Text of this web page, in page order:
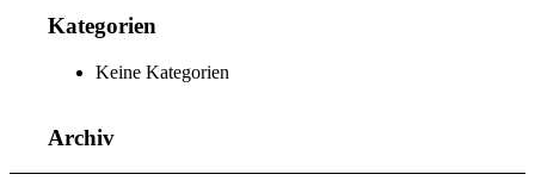
Kategorien
Keine Kategorien
Archiv